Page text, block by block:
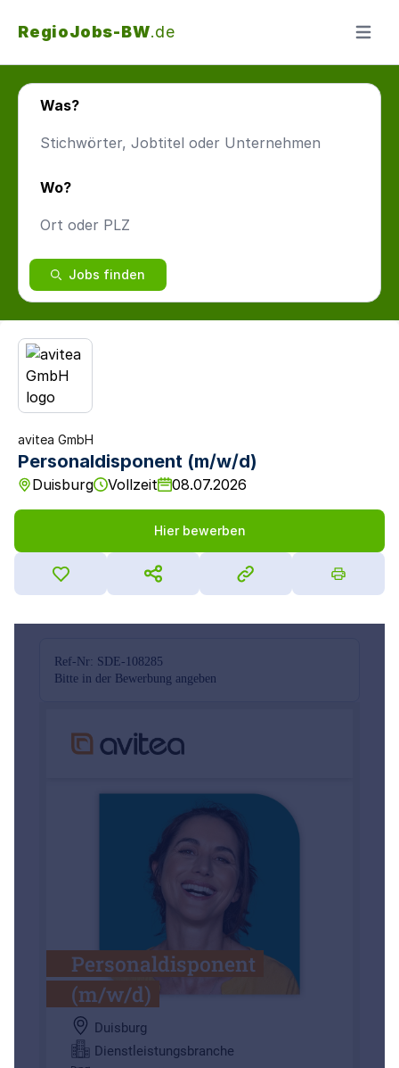
RegioJobs-BW.de Menü
Was?
Wo?
Jobs finden
avitea GmbH
Personaldisponent (m/w/d)
Duisburg Vollzeit 08.07.2026
Hier bewerben